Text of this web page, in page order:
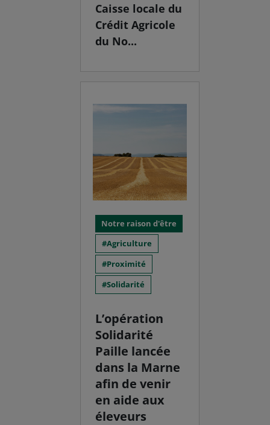
Caisse locale du
Crédit Agricole
du No...
Notre raison d'être
Agriculture
Proximité
Solidarité
L’opération
Solidarité
Paille lancée
dans la Marne
afin de venir
en aide aux
éleveurs